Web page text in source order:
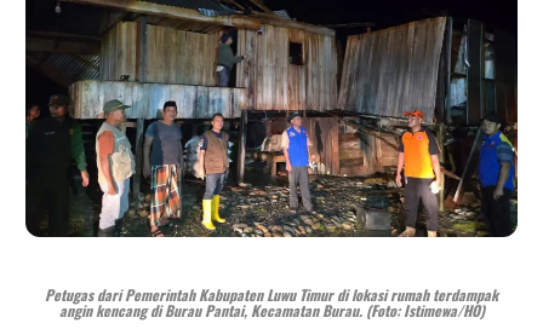
Petugas dari Pemerintah Kabupaten Luwu Timur di lokasi rumah terdampak
angin kencang di Burau Pantai, Kecamatan Burau. (Foto: Istimewa/HO)